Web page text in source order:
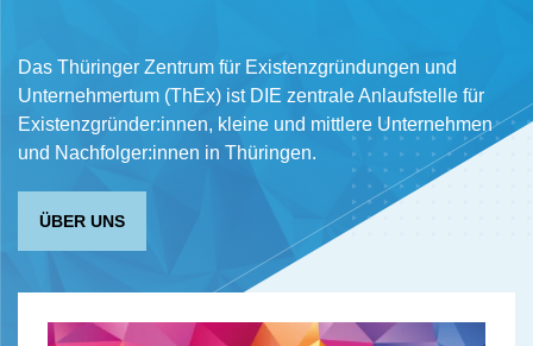
Das Thüringer Zentrum für Existenzgründungen und
Unternehmertum (ThEx) ist DIE zentrale Anlaufstelle für
Existenzgründer:innen, kleine und mittlere Unternehmen
und Nachfolger:innen in Thüringen.
ÜBER UNS